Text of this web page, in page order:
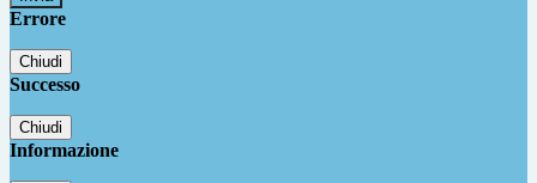
Errore
Chiudi
Successo
Chiudi
Informazione